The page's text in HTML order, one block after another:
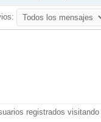
registrados